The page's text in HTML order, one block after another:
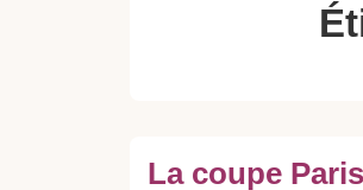
La coupe